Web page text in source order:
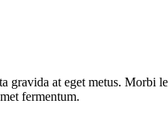
at eget metus. Morbi
fermentum.